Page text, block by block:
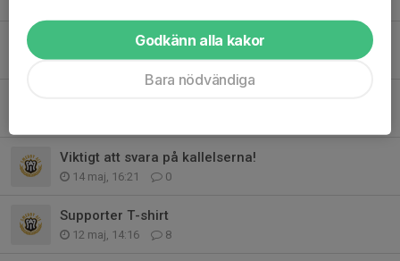
Gräskiosken arbetspass
26 maj, 23:06 2
Viktigt att svara på kallelserna!
14 maj, 16:21 0
Supporter T-shirt
12 maj, 14:16 8
Godkänn alla kakor
Bara nödvändiga